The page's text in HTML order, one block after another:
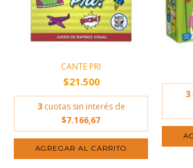
CANTE PRI
$21.500
3 cuotas sin interés de
$7.166,67
3